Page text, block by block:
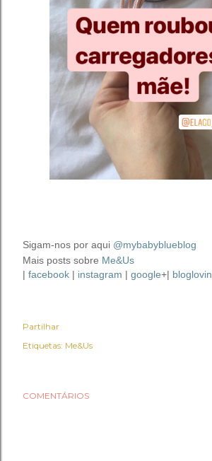
Sigam-nos por aqui @mybabyblueblog
Mais posts sobre Me&Us
| facebook | instagram | google+| bloglovin
Partilhar
Etiquetas: Me&Us
COMENTÁRIOS